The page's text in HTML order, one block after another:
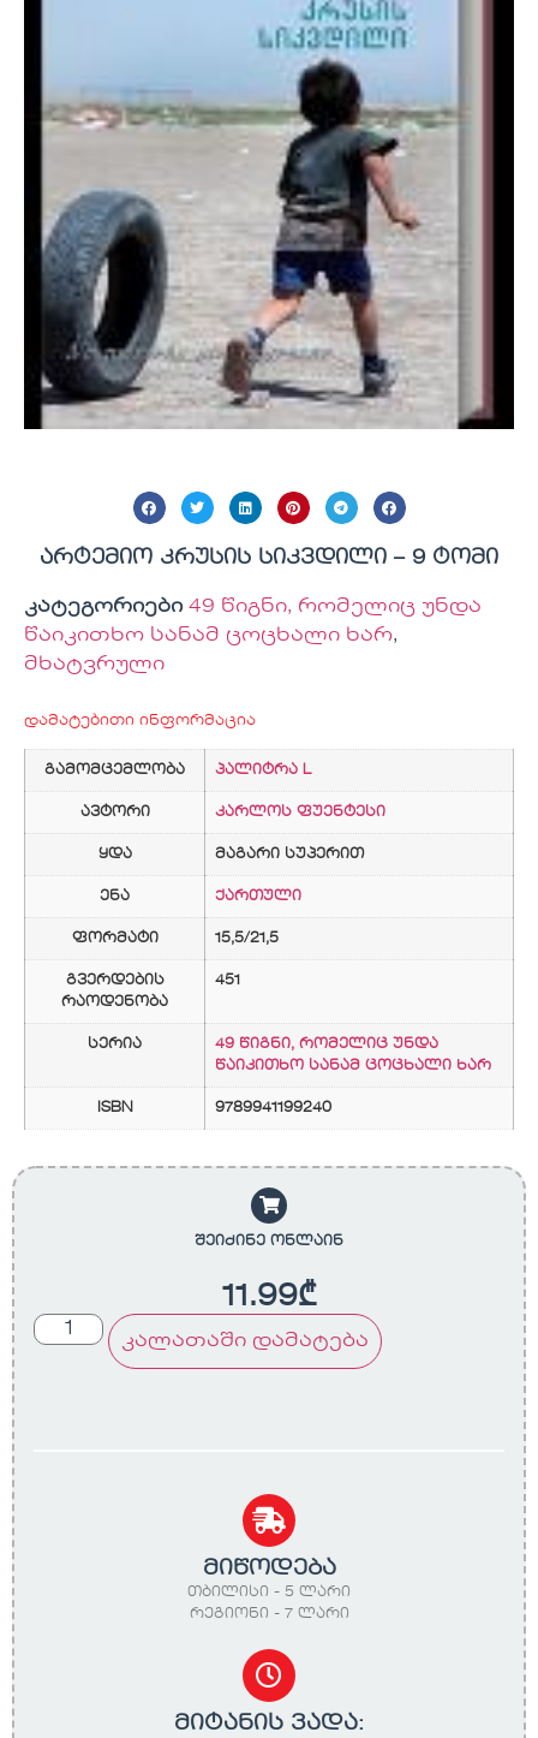
არტემიო კრუსის სიკვდილი – 9 ტომი
კატეგორიები 49 წიგნი, რომელიც უნდა
წაიკითხო სანამ ცოცხალი ხარ,
მხატვრული
დამატებითი ინფორმაცია
გამომცემლობა პალიტრა L
ავტორი კარლოს ფუენტესი
ყდა მაგარი სუპერით
ენა ქართული
ფორმატი 15,5/21,5
გვერდების
რაოდენობა
451
სერია
49 წიგნი, რომელიც უნდა
წაიკითხო სანამ ცოცხალი ხარ
ISBN 9789941199240
შეიძინე ონლაინ
11.99₾
კალათაში დამატება
მიწოდება
თბილისი - 5 ლარი
რეგიონი - 7 ლარი
მიტანის ვადა: